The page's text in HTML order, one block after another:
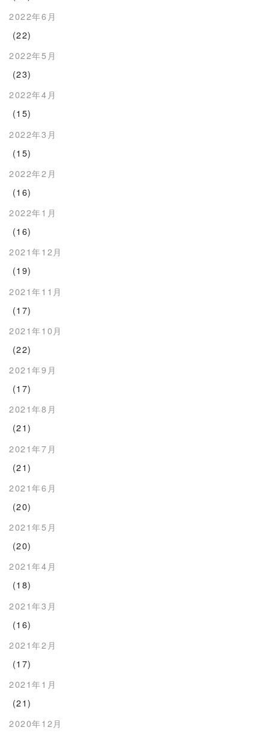
2022年6月
(22)
2022年5月
(23)
2022年4月
(15)
2022年3月
(15)
2022年2月
(16)
2022年1月
(16)
2021年12月
(19)
2021年11月
(17)
2021年10月
(22)
2021年9月
(17)
2021年8月
(21)
2021年7月
(21)
2021年6月
(20)
2021年5月
(20)
2021年4月
(18)
2021年3月
(16)
2021年2月
(17)
2021年1月
(21)
2020年12月